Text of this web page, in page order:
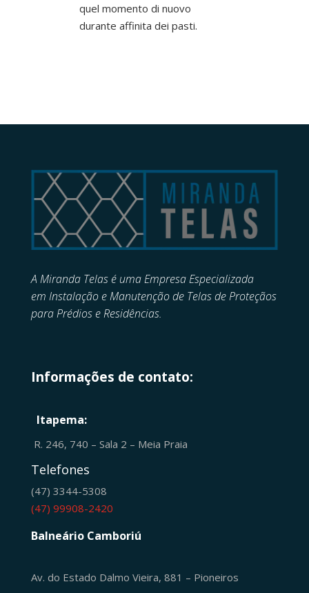
quel momento di nuovo
durante affinita dei pasti.
A Miranda Telas é uma Empresa Especializada
em Instalação e Manutenção de Telas de Proteçãos
para Prédios e Residências.
Informações de contato:
Itapema:
R. 246, 740 – Sala 2 – Meia Praia
Telefones
(47) 3344-5308
(47) 99908-2420
Balneário Camboriú
Av. do Estado Dalmo Vieira, 881 – Pioneiros